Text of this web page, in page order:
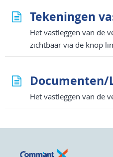
Tekeningen
Het vastleggen van de
zichtbaar via de knop
Documenten/
Het vastleggen van de